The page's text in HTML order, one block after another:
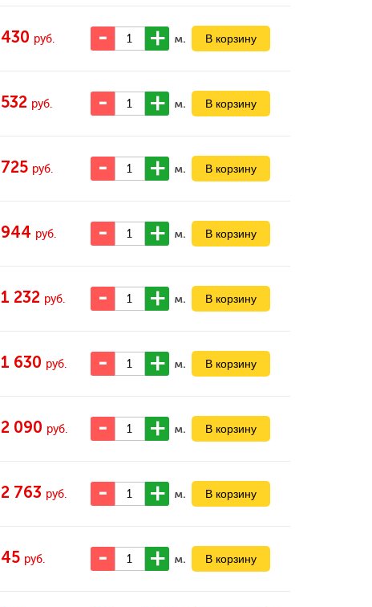
430 руб. м.
532 руб. м.
725 руб. м.
944 руб. м.
1 232 руб. м.
1 630 руб. м.
2 090 руб. м.
2 763 руб. м.
45 руб. м.